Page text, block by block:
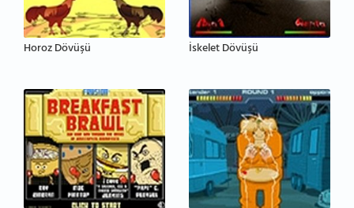
Horoz Dövüşü İskelet Dövüşü